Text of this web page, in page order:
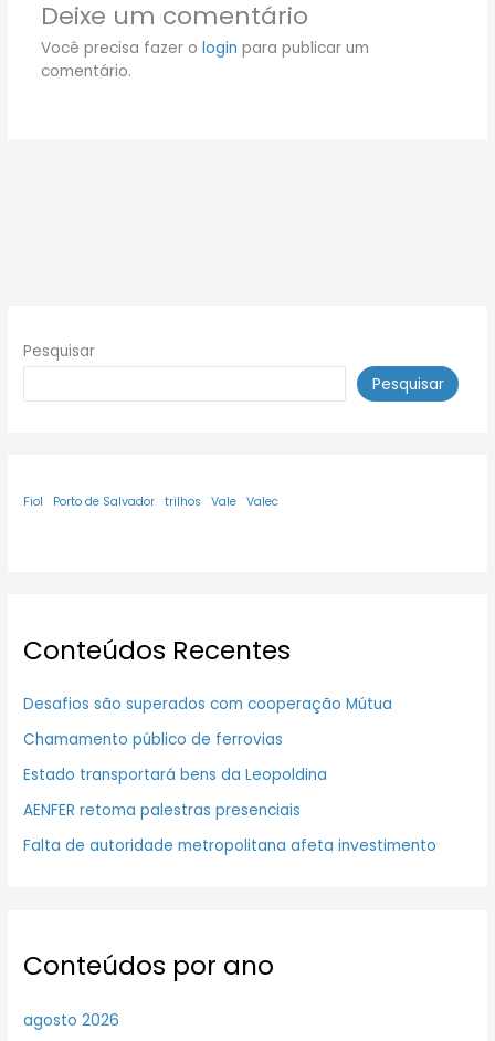
Deixe um comentário
Você precisa fazer o login para publicar um
comentário.
Pesquisar
Pesquisar
Fiol Porto de Salvador trilhos Vale Valec
Conteúdos Recentes
Desafios são superados com cooperação Mútua
Chamamento público de ferrovias
Estado transportará bens da Leopoldina
AENFER retoma palestras presenciais
Falta de autoridade metropolitana afeta investimento
Conteúdos por ano
agosto 2026